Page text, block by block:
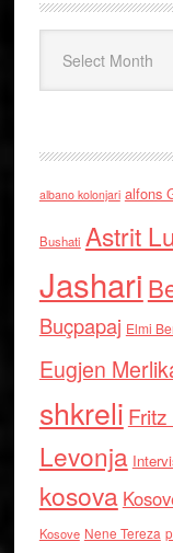
albano kolonjari alfons
Bushati Astrit
Jashari
Buçpapaj Elmi
Eugjen
shkreli
Levonja
kosova
Kosove Nene Tereza